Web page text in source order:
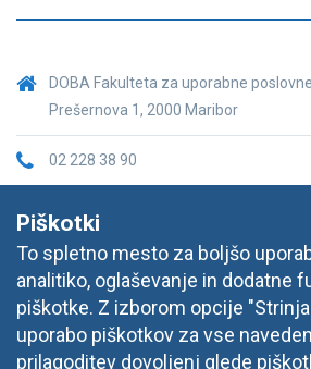
DOBA Fakulteta za uporabne
Prešernova 1, 2000 Maribor
02 228 38 90
fakulteta@doba.si
Piškotki
To spletno mesto za boljšo
analitiko, oglaševanje in dodatne
piškotke. Z izborom opcije
uporabo piškotkov za vse
prilagoditev dovoljenj glede